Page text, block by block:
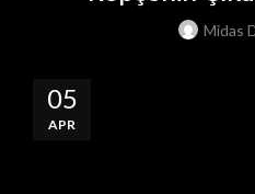
Midas
05
APR